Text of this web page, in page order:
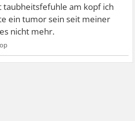
am kopf ich
ein tumor sein seit meiner
nicht mehr.